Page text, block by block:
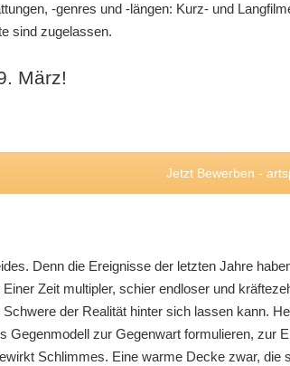
-genres und -längen: Kurz- und
sind zugelassen.
März!
Jetzt Bewerben -
Denn die Ereignisse der letzten Jahre
Zeit multipler, schier endloser und
der Realität hinter sich lassen kann.
Gegenmodell zur Gegenwart formulieren, zur
Schlimmes. Eine warme Decke zwar,